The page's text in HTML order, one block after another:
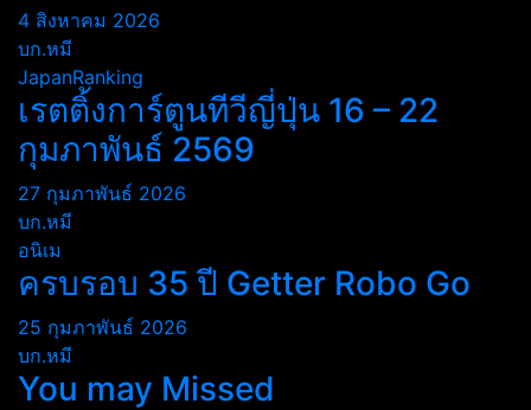
4 สิงหาคม 2026
บก.หมี
JapanRanking
เรตติ้งการ์ตูนทีวีญี่ปุ่น 16 – 22
กุมภาพันธ์ 2569
27 กุมภาพันธ์ 2026
บก.หมี
อนิเม
ครบรอบ 35 ปี Getter Robo Go
25 กุมภาพันธ์ 2026
บก.หมี
You may Missed